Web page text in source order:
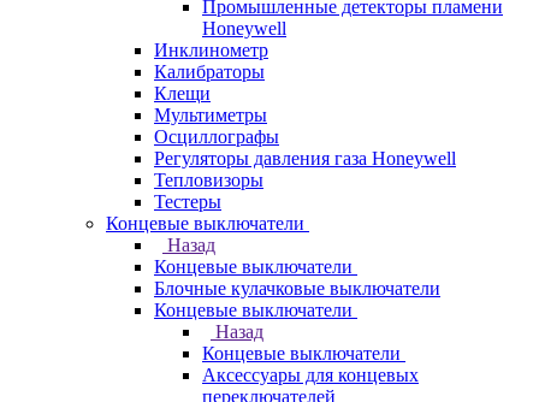
Промышленные детекторы пламени
Honeywell
Инклинометр
Калибраторы
Клещи
Мультиметры
Осциллографы
Регуляторы давления газа Honeywell
Тепловизоры
Тестеры
Концевые выключатели
Назад
Концевые выключатели
Блочные кулачковые выключатели
Концевые выключатели
Назад
Концевые выключатели
Аксессуары для концевых
переключателей